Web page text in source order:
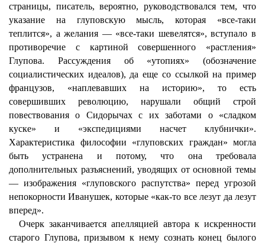
страницы, писатель, вероятно, руководствовался тем, что
указание на глуповскую мысль, которая «все-таки
теплится», а желания — «все-таки шевелятся», вступало в
противоречие с картиной совершенного «растления»
Глупова. Рассуждения об «утопиях» (обозначение
социалистических идеалов), да еще со ссылкой на пример
французов, «наплевавших на историю», то есть
совершивших революцию, нарушали общий строй
повествования о Сидорычах с их заботами о «сладком
куске» и «экспедициями насчет клубнички».
Характеристика философии «глуповских граждан» могла
быть устранена и потому, что она требовала
дополнительных разъяснений, уводящих от основной темы
— изображения «глуповского распутства» перед угрозой
непокорности Иванушек, которые «как-то все лезут да лезут
вперед».
Очерк заканчивается апелляцией автора к искренности
старого Глупова, призывом к нему сознать конец былого